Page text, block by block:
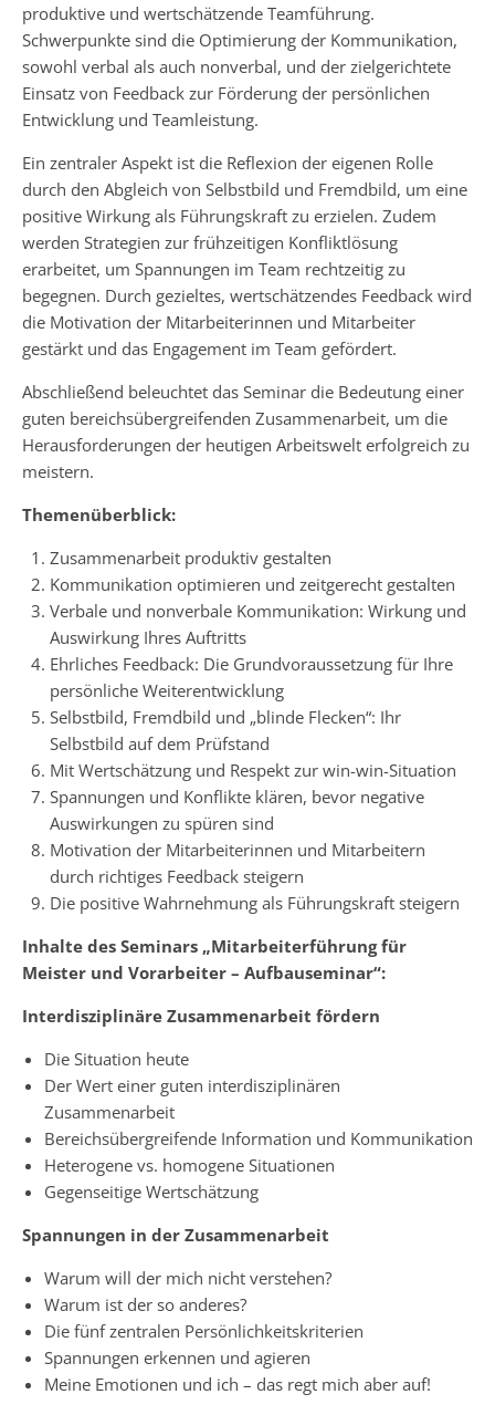
produktive und wertschätzende Teamführung.
Schwerpunkte sind die Optimierung der Kommunikation,
sowohl verbal als auch nonverbal, und der zielgerichtete
Einsatz von Feedback zur Förderung der persönlichen
Entwicklung und Teamleistung.
Ein zentraler Aspekt ist die Reflexion der eigenen Rolle
durch den Abgleich von Selbstbild und Fremdbild, um eine
positive Wirkung als Führungskraft zu erzielen. Zudem
werden Strategien zur frühzeitigen Konfliktlösung
erarbeitet, um Spannungen im Team rechtzeitig zu
begegnen. Durch gezieltes, wertschätzendes Feedback wird
die Motivation der Mitarbeiterinnen und Mitarbeiter
gestärkt und das Engagement im Team gefördert.
Abschließend beleuchtet das Seminar die Bedeutung einer
guten bereichsübergreifenden Zusammenarbeit, um die
Herausforderungen der heutigen Arbeitswelt erfolgreich zu
meistern.
Themenüberblick:
Zusammenarbeit produktiv gestalten
Kommunikation optimieren und zeitgerecht gestalten
Verbale und nonverbale Kommunikation: Wirkung und
Auswirkung Ihres Auftritts
Ehrliches Feedback: Die Grundvoraussetzung für Ihre
persönliche Weiterentwicklung
Selbstbild, Fremdbild und „blinde Flecken“: Ihr
Selbstbild auf dem Prüfstand
Mit Wertschätzung und Respekt zur win-win-Situation
Spannungen und Konflikte klären, bevor negative
Auswirkungen zu spüren sind
Motivation der Mitarbeiterinnen und Mitarbeitern
durch richtiges Feedback steigern
Die positive Wahrnehmung als Führungskraft steigern
Inhalte des Seminars „Mitarbeiterführung für
Meister und Vorarbeiter – Aufbauseminar“:
Interdisziplinäre Zusammenarbeit fördern
Die Situation heute
Der Wert einer guten interdisziplinären
Zusammenarbeit
Bereichsübergreifende Information und Kommunikation
Heterogene vs. homogene Situationen
Gegenseitige Wertschätzung
Spannungen in der Zusammenarbeit
Warum will der mich nicht verstehen?
Warum ist der so anderes?
Die fünf zentralen Persönlichkeitskriterien
Spannungen erkennen und agieren
Meine Emotionen und ich – das regt mich aber auf!